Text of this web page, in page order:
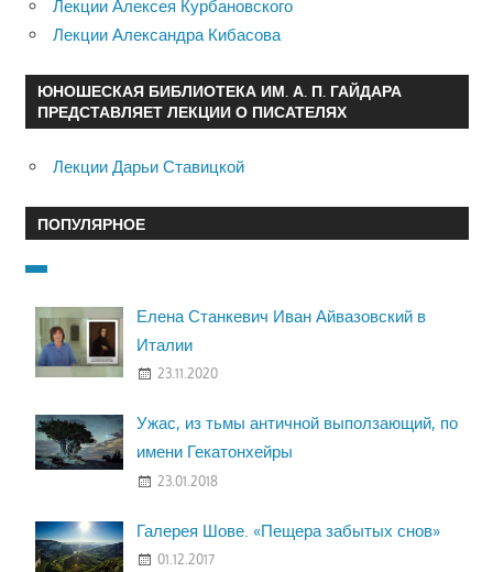
Лекции Алексея Курбановского
Лекции Александра Кибасова
ЮНОШЕСКАЯ БИБЛИОТЕКА ИМ. А. П. ГАЙДАРА
ПРЕДСТАВЛЯЕТ ЛЕКЦИИ О ПИСАТЕЛЯХ
Лекции Дарьи Ставицкой
ПОПУЛЯРНОЕ
Елена Станкевич Иван Айвазовский в
Италии
23.11.2020
Ужас, из тьмы античной выползающий, по
имени Гекатонхейры
23.01.2018
Галерея Шове. «Пещера забытых снов»
01.12.2017